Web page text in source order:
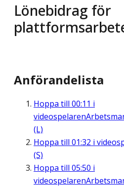
Lönebidrag för
Anförandelista
Hoppa till 00:11 i
videospelaren
(L)
Hoppa till 01:32 i
(S)
Hoppa till 05:50 i
videospelaren